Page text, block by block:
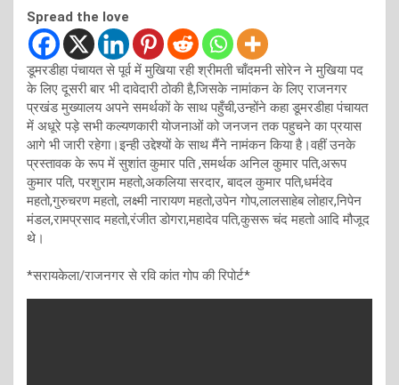
Spread the love
डूमरडीहा पंचायत से पूर्व में मुखिया रही श्रीमती चाँदमनी सोरेन ने मुखिया पद
के लिए दूसरी बार भी दावेदारी ठोकी है,जिसके नामांकन के लिए राजनगर
प्रखंड मुख्यालय अपने समर्थकों के साथ पहुँची,उन्होंने कहा डूमरडीहा पंचायत
में अधूरे पड़े सभी कल्यणकारी योजनाओं को जनजन तक पहुचने का प्रयास
आगे भी जारी रहेगा।इन्ही उद्देश्यों के साथ मैंने नामंकन किया है।वहीं उनके
प्रस्तावक के रूप में सुशांत कुमार पति ,समर्थक अनिल कुमार पति,अरूप
कुमार पति, परशुराम महतो,अकलिया सरदार, बादल कुमार पति,धर्मदेव
महतो,गुरुचरण महतो, लक्ष्मी नारायण महतो,उपेन गोप,लालसाहेब लोहार,निपेन
मंडल,रामप्रसाद महतो,रंजीत डोगरा,महादेव पति,कुसरू चंद महतो आदि मौजूद
थे।
*सरायकेला/राजनगर से रवि कांत गोप की रिपोर्ट*